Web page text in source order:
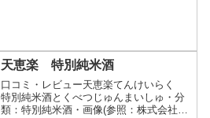
天恵楽 特別純米酒
口コミ・レビュー天恵楽てんけいらく
特別純米酒とくべつじゅんまいしゅ・分
類：特別純米酒・画像(参照：株式会社よ